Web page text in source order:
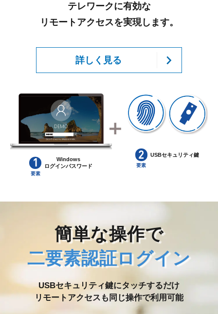
テレワークに有効な
リモートアクセスを実現します。
詳しく見る
1
要素
Windows
ログインパスワード
2
要素
USBセキュリティ鍵
簡単な操作で
二要素認証ログイン
USBセキュリティ鍵にタッチするだけ
リモートアクセスも同じ操作で利用可能